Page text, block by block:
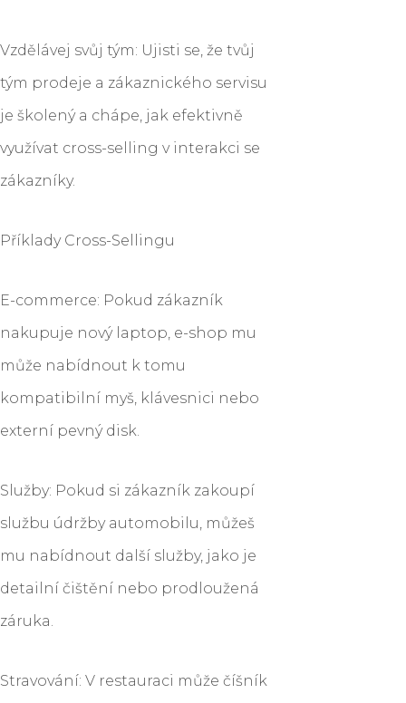
Vzdělávej svůj tým: Ujisti se, že tvůj
tým prodeje a zákaznického servisu
je školený a chápe, jak efektivně
využívat cross-selling v interakci se
zákazníky.
Příklady Cross-Sellingu
E-commerce: Pokud zákazník
nakupuje nový laptop, e-shop mu
může nabídnout k tomu
kompatibilní myš, klávesnici nebo
externí pevný disk.
Služby: Pokud si zákazník zakoupí
službu údržby automobilu, můžeš
mu nabídnout další služby, jako je
detailní čištění nebo prodloužená
záruka.
Stravování: V restauraci může číšník